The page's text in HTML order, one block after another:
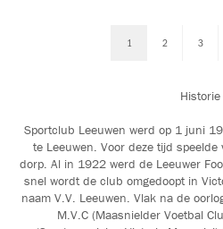
1 2 3
Historie
Sportclub Leeuwen werd op 1 juni
te Leeuwen. Voor deze tijd
dorp. Al in 1922 werd de Leeuwer
snel wordt de club omgedoopt in
naam V.V. Leeuwen. Vlak na de
M.V.C (Maasnielder Voetbal